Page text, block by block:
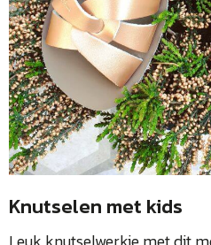
Knutselen met kids